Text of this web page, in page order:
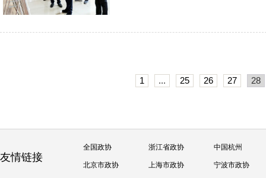
1 ... 25 26 27 28
友情链接
全国政协 浙江省政协 中国杭州
北京市政协 上海市政协 宁波市政协